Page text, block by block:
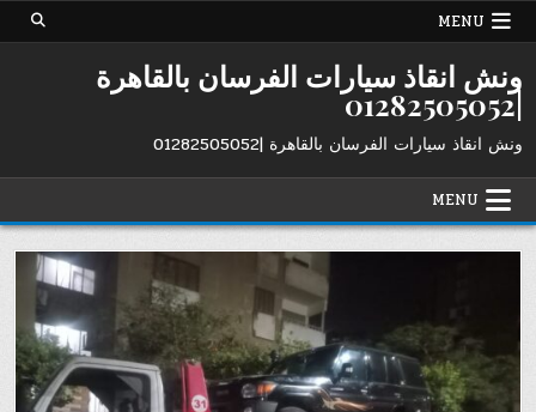
Skip
MENU
ونش انقاذ سيارات الفرسان بالقاهرة
|01282505052
ونش انقاذ سيارات الفرسان بالقاهرة |01282505052
MENU